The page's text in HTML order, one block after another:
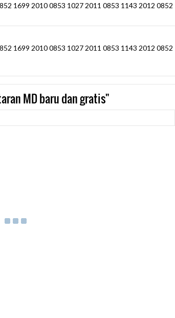
1699 2010 0853 1027 2011 0853 1143 2012 0852
1699 2010 0853 1027 2011 0853 1143 2012 0852
MD baru dan gratis"